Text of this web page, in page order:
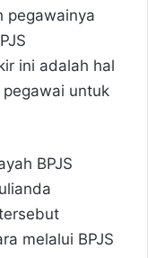
pegawainya
ini adalah hal
untuk
BPJS
melalui BPJS